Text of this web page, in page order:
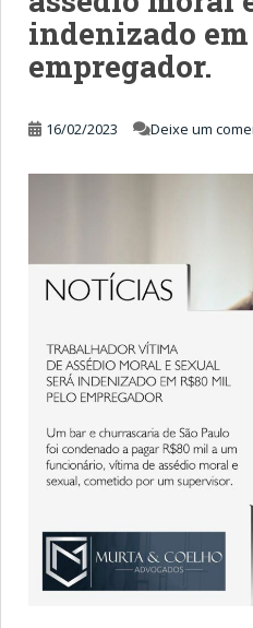
indenizado
empregador.
16/02/2023 Deixe um